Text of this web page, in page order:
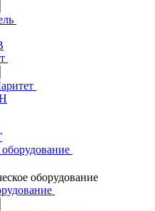
оборудование